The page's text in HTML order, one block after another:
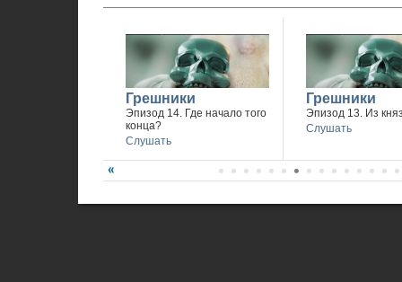
Грешники
Эпизод 14. Где начало того
конца?
Слушать
Грешники
Эпизод 13. Из
Слушать